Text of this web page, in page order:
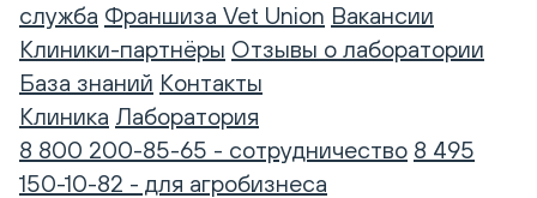
служба Франшиза Vet Union Вакансии
Клиники-партнёры Отзывы о лаборатории
База знаний Контакты
Клиника Лаборатория
8 800 200-85-65 - сотрудничество 8 495
150-10-82 - для агробизнеса